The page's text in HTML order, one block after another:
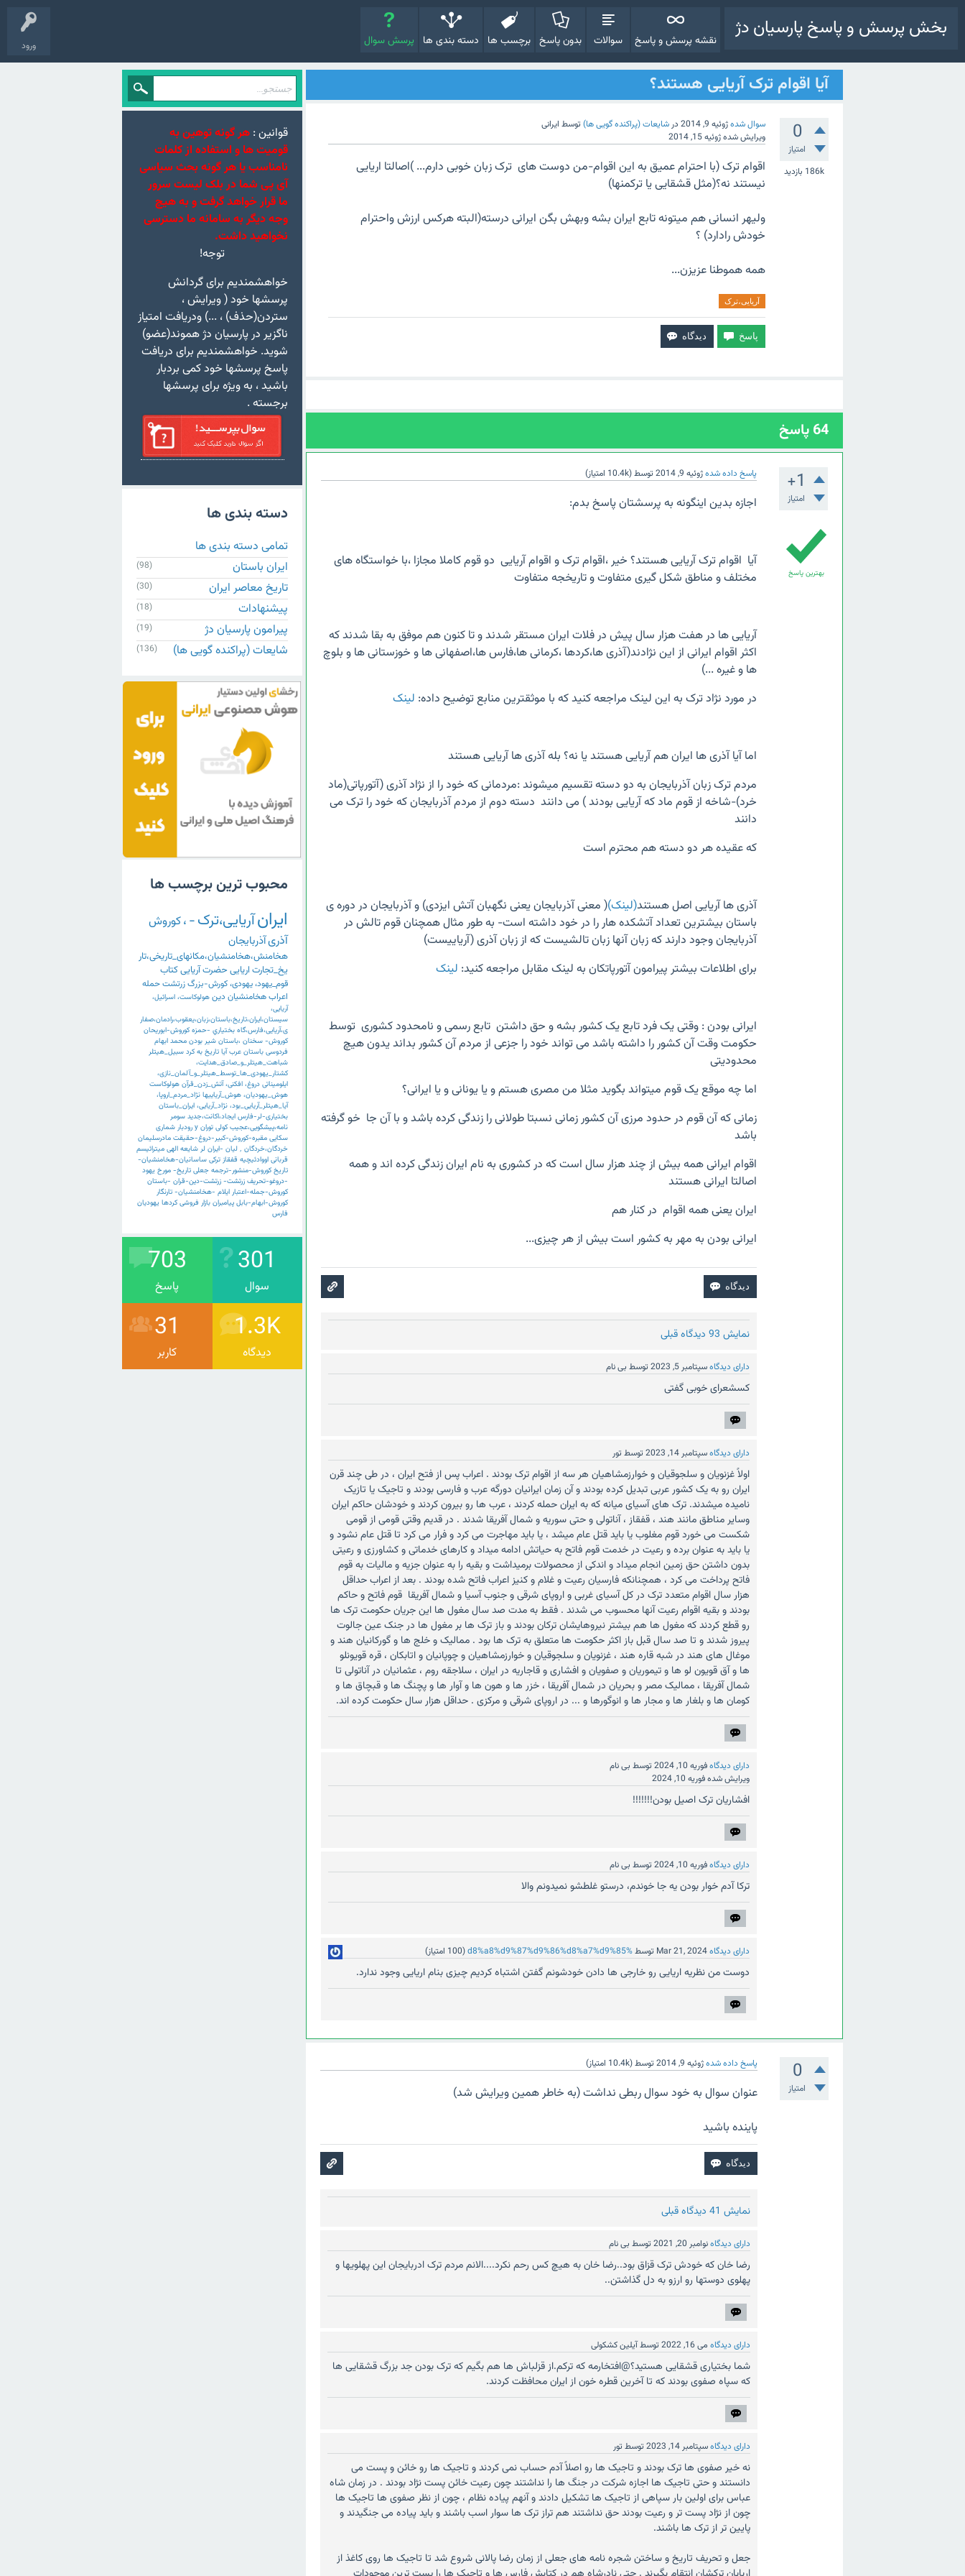
ورود
بخش پرسش و پاسخ پارسیان دژ نقشه پرسش و پاسخ سوالات بدون پاسخ برچسب ها دسته بندی ها پرسش سوال
آیا اقوام ترک آریایی هستند؟
0
امتیاز
186k بازدید
سوال شدهژوئیه 9, 2014 در شایعات (پراکنده گویی ها) توسط ایرانی
ویرایش شدهژوئیه 15, 2014
اقوام ترک (با احترام عمیق به این اقوام-من دوست های ترک زبان خوبی دارم... )اصالتا اریایی
نیستند نه؟(مثل قشقایی یا ترکمنها)
ولیهر انسانی هم میتونه تابع ایران بشه وبهش بگن ایرانی درسته(البته هرکس ارزش واحترام
خودش رادارد) ؟
همه هموطنا عزیزن...
آریایی،ترک
64پاسخ
+1
امتیاز
پاسخ داده شدهژوئیه 9, 2014 توسط(
10.4k امتیاز)
بهترین پاسخ
اجازه بدین اینگونه به پرسشتان پاسخ بدم:
آیا اقوام ترک آریایی هستند؟ خیر ،اقوام ترک و اقوام آریایی دو قوم کاملا مجازا ،با خواستگاه های
مختلف و مناطق شکل گیری متفاوت و تاریخجه متفاوت
آریایی ها در هفت هزار سال پیش در فلات ایران مستقر شدند و تا کنون هم موفق به بقا شدند که
اکثر اقوام ایرانی از این نژادند(آذری ها،کردها ،کرمانی ها،فارس ها،اصفهانی ها و خوزستانی ها و بلوچ
ها و غیره ...)
در مورد نژاد ترک به این لینک مراجعه کنید که با موثقترین منابع توضیح داده: لینک
اما آیا آذری ها ایران هم آریایی هستند یا نه؟ بله آذری ها آریایی هستند
مردم ترک زبان آذربایجان به دو دسته تقسیم میشوند :مردمانی که خود را از نژاد آذری (آتورپاتی(ماد
خرد)-شاخه از قوم ماد که آریایی بودند ) می دانند دسته دوم از مردم آذربایجان که خود را ترک می
دانند
که عقیده هر دو دسته هم محترم است
آذری ها آریایی اصل هستند(لینک)( معنی آذربایجان یعنی نگهبان آتش ایزدی) و آذربایجان در دوره ی
باستان بیشترین تعداد آتشکده هار را در خود داشته است- به طور مثال همچنان قوم تالش در
آذربایجان وجود دارند که زبان آنها زبان تالشیست که از زبان آذری (آریاییست)
برای اطلاعات بیشتر پیرامون آتورپاتکان به لینک مقابل مراجعه کنید: لینک
ایرانی بودن : وقتی یک فرد تابع یک کشور بشه و حق داشتن تابع رسمی و نامحدود کشوری توسط
حکومت وقت آن کشور را داشته باشد می تواند خود را جزعی از مردم آن کشور بداند یدون هیچ
محدودیتی
اما چه موقع یک قوم میتواند بگوید مثلا من مصری هستم و یا یونانی و یا ایرانی؟
زمانی که آن قوم در حدود مرزی آن کشور زمانی نسبتا طولانی را زندگی کرده باشد و با آن جا خو گرفته
باشد
اقوام ایرانی همه بیش از چند هزار سال است که در کشوری به نام ایران زندگی کرده اند و همه
اصالتا ایرانی هستند
ایران یعنی همه اقوام در کنار هم
ایرانی بودن به مهر به کشور است بیش از هر چیزی...
نمایش 93 دیدگاه قبلی
دارای دیدگاهسپتامبر 5, 2023 توسط بی نام
کسشعرای خوبی گفتی
دارای دیدگاهسپتامبر 14, 2023 توسط تور
اولاً غزنویان و سلجوقیان و خوارزمشاهیان هر سه از اقوام ترک بودند . اعراب پس از فتح ایران ، در طی چند قرن
ایران رو به یک کشور عربی تبدیل کرده بودند و آن زمان ایرانیان دورگه عرب و فارسی بودند و تاجیک یا تازیک
نامیده میشدند. ترک های آسیای میانه که به ایران حمله کردند ، عرب ها رو بیرون کردند و خودشان حاکم ایران
وسایر مناطق مانند هند ، قفقاز ، آناتولی و حتی سوریه و شمال آفریقا شدند . در قدیم وقتی قومی از قومی
شکست می خورد قوم مغلوب یا باید قتل عام میشد ، یا باید مهاجرت می کرد و فرار می کرد تا قتل عام نشود و
یا باید به عنوان برده و رعیت در خدمت قوم فاتح به حیاتش ادامه میداد و کارهای خدماتی و کشاورزی و رعیتی
بدون داشتن حق زمین انجام میداد و اندکی از محصولات برمیداشت و بقیه را به عنوان جزیه و مالیات به قوم
فاتح پرداخت می کرد ، همچنانکه فارسیان رعیت و غلام و کنیز اعراب فاتح شده بودند . بعد از اعراب حداقل
هزار سال اقوام متعدد ترک در کل آسیای غربی و اروپای شرقی و جنوب آسیا و شمال آفریقا قوم فاتح و حاکم
بودند و بقیه اقوام رعیت آنها محسوب می شدند . فقط به مدت صد سال مغول ها این جریان حکومت ترک ها
رو قطع کردند که مغول ها هم بیشتر نیروهایشان ترکان بودند و باز ترک ها بر مغول ها در جنک عین جالوت
پیروز شدند و تا صد سال قبل باز اکثر حکومت ها متعلق به ترک ها بود . ممالیک و خلج ها و گورکانیان هند و
موغال های هند در شبه قاره هند ، غزنویان و سلجوقیان و خوارزمشاهیان و چوپانیان و اتابکان ، قره قویونلو
ها و آق قویون لو ها و تیموریان و صفویان و افشاری و قاجاریه در ایران ، سلاجقه روم ، عثمانیان در آناتولی تا
شمال آفریقا ، ممالیک مصر و بحریان در شمال آفریقا ، خزر ها و هون ها و آوار ها و پچنگ ها و قبچاق ها و
کومان ها و بلغار ها و مجار ها و انوگورها و ... در اروپای شرقی و مرکزی . حداقل هزار سال حکومت کرده اند.
دارای دیدگاهفوریه 10, 2024 توسط بی نام
ویرایش شدهفوریه 10, 2024
افشاریان ترک اصیل بودن!!!!!!!
دارای دیدگاهفوریه 10, 2024 توسط بی نام
ترکا آدم خوار بودن یه جا خوندم، درستو غلطشو نمیدونم والا
دارای دیدگاهMar 21, 2024 توسط%d8%a8%d9%87%d9%86%d8%a7%d9%85
(
100 امتیاز)
دوست من نظریه اریایی رو خارجی ها دادن خودشونم گفتن اشتباه کردیم چیزی بنام اریایی وجود ندارد.
0
امتیاز
پاسخ داده شدهژوئیه 9, 2014 توسط(
10.4k امتیاز)
عنوان سوال به خود سوال ربطی نداشت (به خاطر همین ویرایش شد)
پاینده باشید
نمایش 41 دیدگاه قبلی
دارای دیدگاهنوامبر 20, 2021 توسط بی نام
رضا خان که خودش ترک قزاق بود..رضا خان به هیچ کس رحم نکرد....الانم مردم ترک ادربایجان این پهلویها و
پهلوی دوستها رو ارزو به دل گذاشتن..
دارای دیدگاه می 16, 2022 توسطآیلین کشکولی
شما بختیاری قشقایی هستید؟@افتخارمه که ترکم.از قزلباش ها هم بگیم که ترک بودن جد بزرگ قشقایی ها
که سپاه صفوی بودند که تا آخرین قطره خون از ایران محافظت کردند.
دارای دیدگاهسپتامبر 14, 2023 توسط تور
نه خیر صفوی ها ترک بودند و تاجیک ها رو اصلاً آدم حساب نمی کردند و تاجیک ها رو خائن و پست می
دانستند و حتی تاجیک ها اجازه شرکت در جنگ ها را نداشتند چون رعیت خائن پست نژاد بودند . در زمان شاه
عباس برای اولین بار سپاهی از تاجیک ها تشکیل دادند و آنهم پیاده نظام ، چون از نظر صفوی ها تاجیک ها
چون از نژاد پست تر و رعیت بودند حق نداشتند هم تراز ترک ها سوار اسب باشند و باید پیاده می جنگیدند و
پایین تر از ترک ها باشند.
جعل و تحریف تاریخ و ساختن شجره نامه های جعلی از زمان رضا پالانی شروع شد تا تاجیک ها روی کاغذ از
قوانین : هر گونه توهین به
قومیت ها و استفاده از کلمات
نامناسب یا هر گونه بحث سیاسی
آی پی شما در بلک لیست سرور
ما قرار خواهد گرفت و به هیچ
وجه دیگر به سامانه ما دسترسی
نخواهید داشت.
توجه!
خواهشمندیم برای گردانش
پرسشها خود ( ویرایش ،
ستردن(حذف) ، ...) ودریافت امتیاز
ناگزیر در پارسیان دژ هموند(عضو)
شوید. خواهشمندیم برای دریافت
پاسخ پرسشها خود کمی بردبار
باشید ، به ویژه برای پرسشها
برجسته .
دسته بندی ها
تمامی دسته بندی ها
ایران باستان
(98)
تاریخ معاصر ایران (30)
پیشنهادات (18)
پیرامون پارسیان دژ (19)
شایعات (پراکنده گویی ها) (136)
محبوب ترین برچسب ها
ایرانآریایی،ترک-،کوروش
آذریآذربایجان
هخامنش،هخامنشیان،مکانهای_تاریخی،تار
یخ_تجارت اریایی حضرتآریاییکتاب
قوم_یهود،یهودی،کورش-بزرگزرتشتحمله
اعرابهخامنشیان دین هولوکاست، اسرائیل،
آریایی،
سیستان،ایران،تاریخ،باستان،زبان،یعقوب،رادمان،صفار
ی،آریایی،فارس،گاه بختياري -حمزه کوروش-ابوریحان
کوروش- سخنان ،باستان شیر بودن محمد ابهام
فردوسی باستان عرب آیا تاریخ به کرد سبیل_هیتلر
شباهت_هیتلر_و_صادق_هدایت،
کشتار_یهودی_ها_توسط_هیتلر_و_آلمان_نازی،
ایلومیناتی دروغ، افکنی، آتش_زدن_قرآن هولوکاست
هوش_یهودیان، هوش_آریاییها نژاد_مردم_اروپا،
آیا_هیتلر_آریایی_بود، نژاد_آریایی، ایران_باستان
بختیاری-لر-فارس ایجاد،اکانت،جدید سومر
نامه،پیشگویی،عجیب کولی توران y رودبار شماری
سکایی مقبره-کوروش-کبیر-دروغ-حقیقت مادرسلیمان
خردگان،خردگان ٬ لیان -ایران لر شایعه الهی میترائیسم
قربانی اووادئیچیه قفقاز ترکی ساسانیان-هخامنشیان-
تاریخ کوروش-منشور-ترجمه جعلی تاریخ- مورخ یهود
-دروغو-تحریف زرتشت- زرتشت-دین-قران -باستان
کوروش-جمله-اعتبار ایلام -هخامنشیان- تارنگار
کوروش-ابهام-بابل پیامبران بازار فروشی کردها یهودیان
فارس
301
سوال
703
پاسخ
1.3K
دیدگاه
31
کاربر